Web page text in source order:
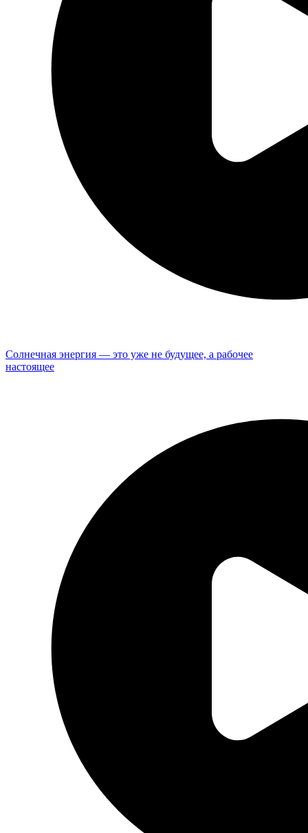
Солнечная энергия — это уже не будущее, а рабочее
настоящее